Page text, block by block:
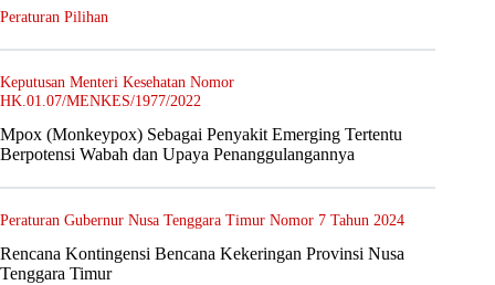
Peraturan Pilihan
Keputusan Menteri Kesehatan Nomor
HK.01.07/MENKES/1977/2022
Mpox (Monkeypox) Sebagai Penyakit Emerging Tertentu
Berpotensi Wabah dan Upaya Penanggulangannya
Peraturan Gubernur Nusa Tenggara Timur Nomor 7 Tahun 2024
Rencana Kontingensi Bencana Kekeringan Provinsi Nusa
Tenggara Timur